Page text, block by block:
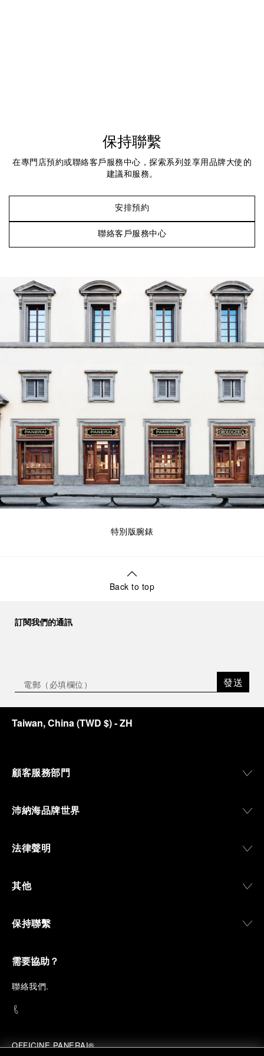
保持聯繫
在專門店預約或聯絡客戶服務中心，探索系列並享用品牌大使的
建議和服務。
安排預約
聯絡客戶服務中心
特別版腕錶
Back to top
訂閱我們的通訊
發送
Taiwan, China(TWD $)- ZH
顧客服務部門
沛納海品牌世界
法律聲明
其他
保持聯繫
需要協助？
聯絡我們.
OFFICINE PANERAI®